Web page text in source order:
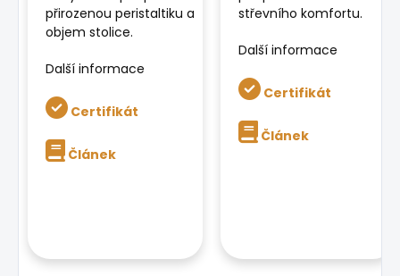
přirozenou peristaltiku a
objem stolice.
Další informace
Certifikát
Článek
střevního komfortu.
Další informace
Certifikát
Článek